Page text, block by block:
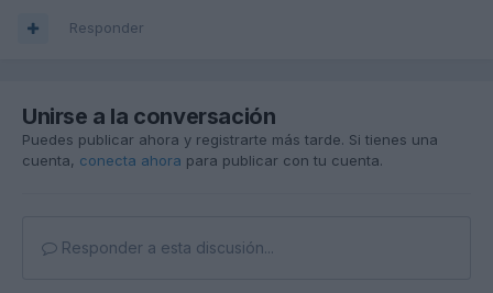
Responder
Unirse a la conversación
Puedes publicar ahora y registrarte más tarde. Si tienes una
cuenta, conecta ahora para publicar con tu cuenta.
Responder a esta discusión...